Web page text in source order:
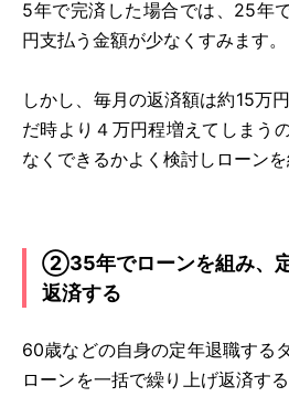
5年で完済した場合では、25年
円支払う金額が少なくすみます。
しかし、毎月の返済額は約15万
だ時より４万円程増えてしまう
なくできるかよく検討しローンを
②35年でローンを組み、
返済する
60歳などの自身の定年退職する
ローンを一括で繰り上げ返済す